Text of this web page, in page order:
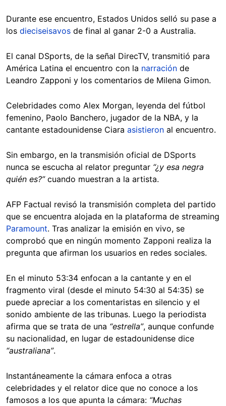
Durante ese encuentro, Estados Unidos selló su pase a
los dieciseisavos de final al ganar 2-0 a Australia.
El canal DSports, de la señal DirecTV, transmitió para
América Latina el encuentro con la narración de
Leandro Zapponi y los comentarios de Milena Gimon.
Celebridades como Alex Morgan, leyenda del fútbol
femenino, Paolo Banchero, jugador de la NBA, y la
cantante estadounidense Ciara asistieron al encuentro.
Sin embargo, en la transmisión oficial de DSports
nunca se escucha al relator preguntar “¿y esa negra
quién es?”cuando muestran a la artista.
AFP Factual revisó la transmisión completa del partido
que se encuentra alojada en la plataforma de streaming
Paramount. Tras analizar la emisión en vivo, se
comprobó que en ningún momento Zapponi realiza la
pregunta que afirman los usuarios en redes sociales.
En el minuto 53:34 enfocan a la cantante y en el
fragmento viral (desde el minuto 54:30 al 54:35) se
puede apreciar a los comentaristas en silencio y el
sonido ambiente de las tribunas. Luego la periodista
afirma que se trata de una “estrella”, aunque confunde
su nacionalidad, en lugar de estadounidense dice
“australiana”.
Instantáneamente la cámara enfoca a otras
celebridades y el relator dice que no conoce a los
famosos a los que apunta la cámara: “Muchas